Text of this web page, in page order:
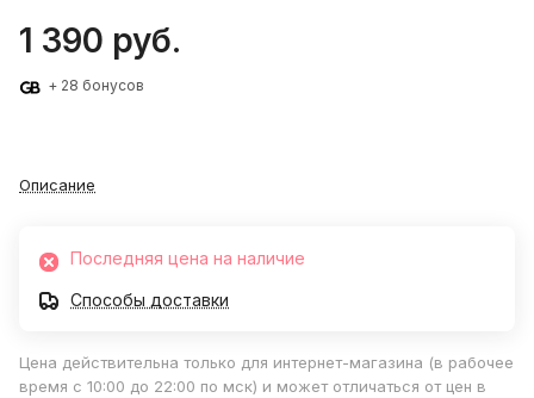
1 390 руб.
+ 28 бонусов
Описание
Последняя цена на наличие
Способы доставки
Цена действительна только для интернет-магазина (в рабочее
время с 10:00 до 22:00 по мск) и может отличаться от цен в